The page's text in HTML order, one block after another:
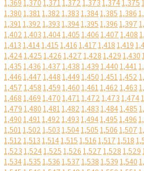
1,3691,3701,3711,3721,3731,3741,375
1,3801,3811,3821,3831,3841,3851,386
1,3911,3921,3931,3941,3951,3961,397
1,4021,4031,4041,4051,4061,4071,408
1,4131,4141,4151,4161,4171,4181,419
1,4241,4251,4261,4271,4281,4291,430
1,4351,4361,4371,4381,4391,4401,441
1,4461,4471,4481,4491,4501,4511,452
1,4571,4581,4591,4601,4611,4621,463
1,4681,4691,4701,4711,4721,4731,474
1,4791,4801,4811,4821,4831,4841,485
1,4901,4911,4921,4931,4941,4951,496
1,5011,5021,5031,5041,5051,5061,507
1,5121,5131,5141,5151,5161,5171,518
1,5231,5241,5251,5261,5271,5281,529
1,5341,5351,5361,5371,5381,5391,540